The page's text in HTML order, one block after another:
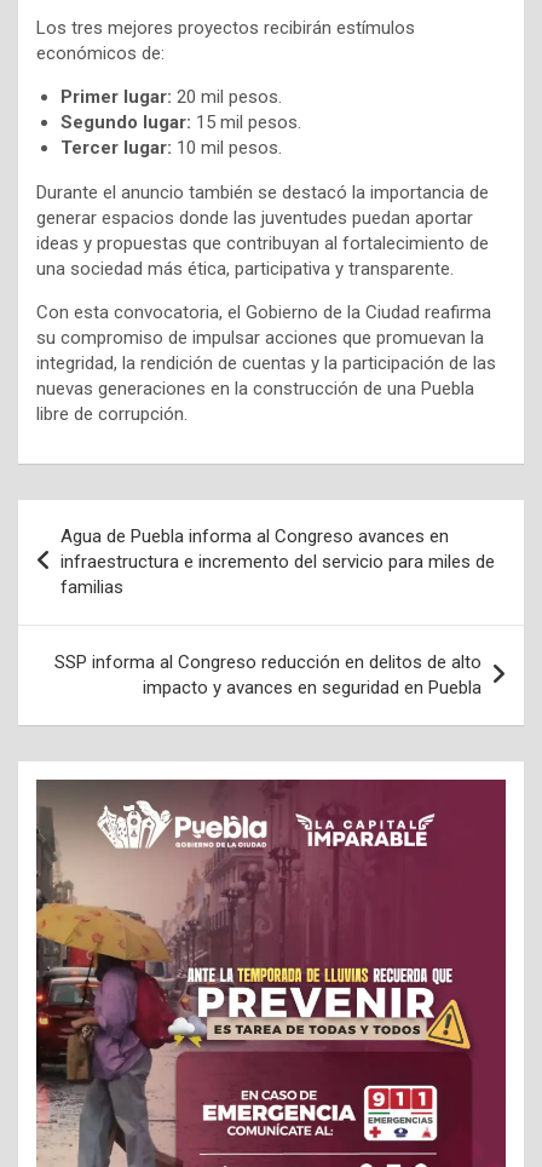
Los tres mejores proyectos recibirán estímulos
económicos de:
Primer lugar: 20 mil pesos.
Segundo lugar: 15 mil pesos.
Tercer lugar: 10 mil pesos.
Durante el anuncio también se destacó la importancia de
generar espacios donde las juventudes puedan aportar
ideas y propuestas que contribuyan al fortalecimiento de
una sociedad más ética, participativa y transparente.
Con esta convocatoria, el Gobierno de la Ciudad reafirma
su compromiso de impulsar acciones que promuevan la
integridad, la rendición de cuentas y la participación de las
nuevas generaciones en la construcción de una Puebla
libre de corrupción.
de
entradas
Agua de Puebla informa al Congreso avances en
infraestructura e incremento del servicio para miles de
familias
SSP informa al Congreso reducción en delitos de alto
impacto y avances en seguridad en Puebla